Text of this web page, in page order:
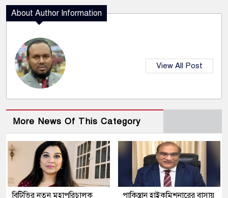
About Author Information
View All Post
More News Of This Category
বিটিভির নতুন মহাপরিচালক পাকিস্তান হাইকমিশনারের বাসায়